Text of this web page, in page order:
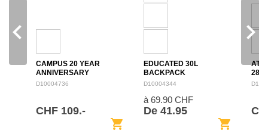
CAMPUS 20 YEAR
ANNIVERSARY
BACKPACK 28L
D10004736
CHF 109.-
shopping_cart
EDUCATED 30L
BACKPACK
D10004344
à 69.90 CHF
De 41.95
shopping_cart
28L
navigate_before navigate_next